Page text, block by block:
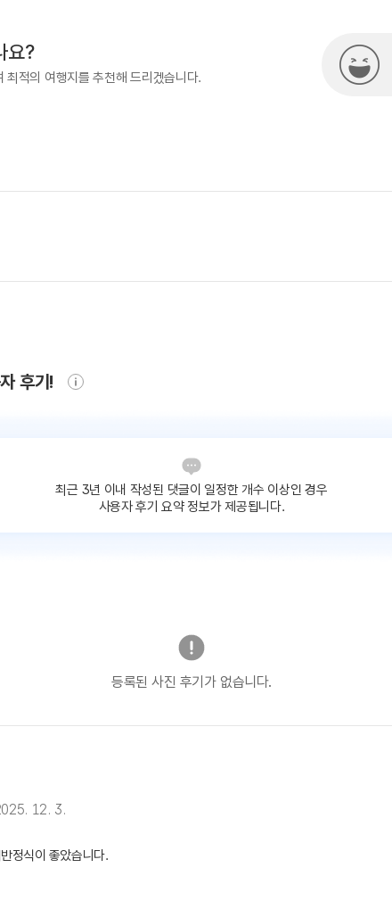
요?
적의 여행지를 추천해 드리겠습니다.
후기!
최근 3년 이내 작성된 댓글이 일정한 개수 이상인 경우
사용자 후기 요약 정보가 제공됩니다.
등록된 사진 후기가 없습니다.
12. 3.
정식이 좋았습니다.